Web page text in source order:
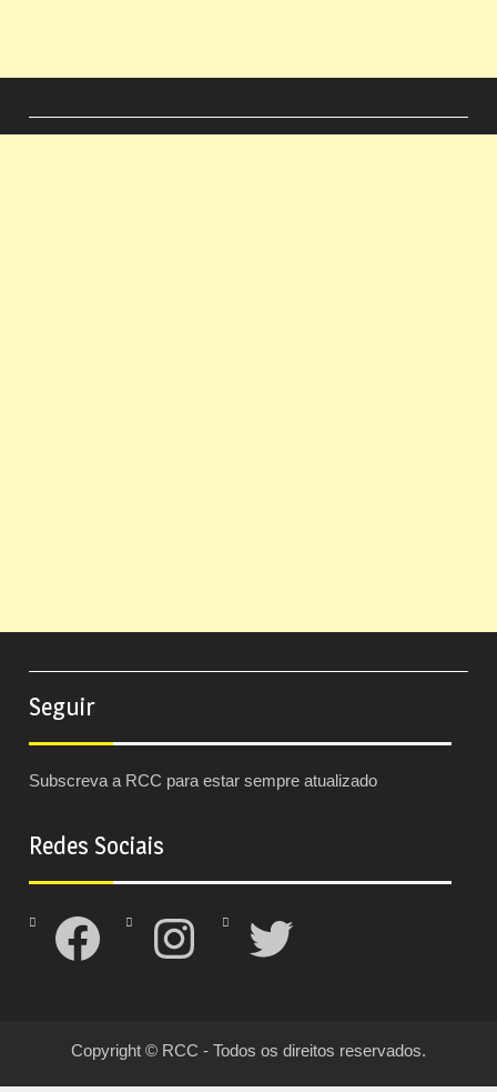
Seguir
Subscreva a RCC para estar sempre atualizado
Redes Sociais
Facebook Instagram Twitter
Copyright © RCC - Todos os direitos reservados.